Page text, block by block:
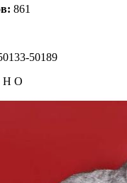
861
50189
Н О